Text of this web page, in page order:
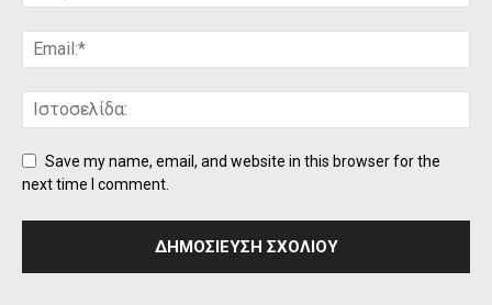
Save my name, email, and website in this browser for the
next time I comment.